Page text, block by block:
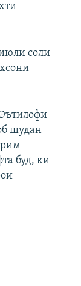
соли
шудан
буд, ки